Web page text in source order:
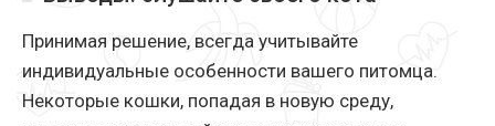
Принимая решение, всегда учитывайте
индивидуальные особенности вашего питомца.
Некоторые кошки, попадая в новую среду,